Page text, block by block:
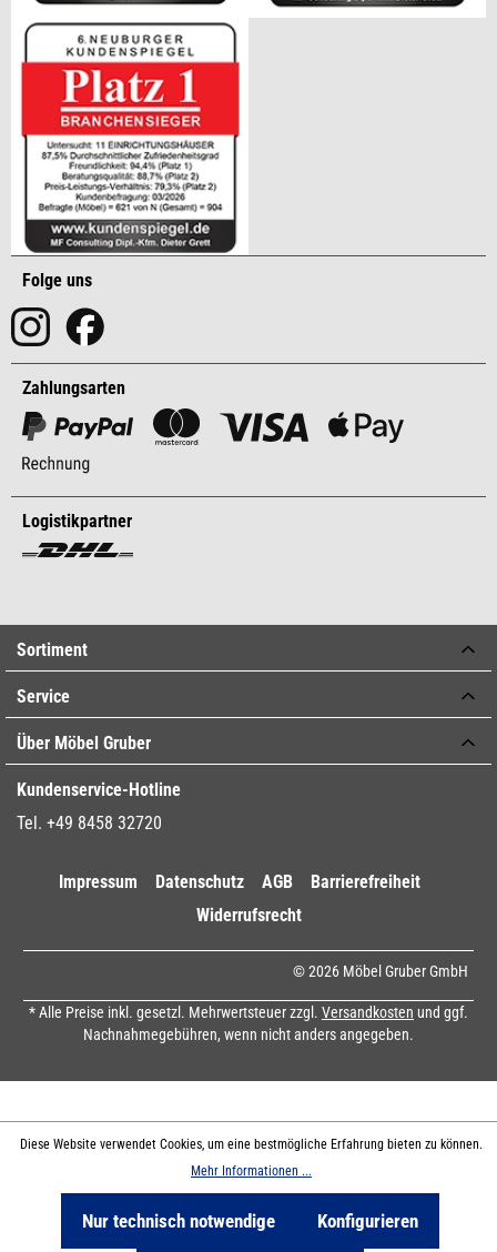
Folge uns
Zahlungsarten
Logistikpartner
Sortiment
Service
Über Möbel Gruber
Kundenservice-Hotline
Tel. +49 8458 32720
Impressum Datenschutz AGB
Barrierefreiheit
Widerrufsrecht
© 2026 Möbel Gruber GmbH
* Alle Preise inkl. gesetzl. Mehrwertsteuer zzgl. Versandkosten und ggf.
Nachnahmegebühren, wenn nicht anders angegeben.
Diese Website verwendet Cookies, um eine bestmögliche Erfahrung bieten zu können.
Mehr Informationen ...
Nur technisch notwendige Konfigurieren